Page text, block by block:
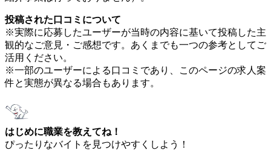
投稿された口コミについて
※実際に応募したユーザーが当時の内容に基いて投稿した主
観的なご意見・ご感想です。あくまでも一つの参考としてご
活用ください。
※一部のユーザーによる口コミであり、このページの求人案
件と実態が異なる場合もあります。
はじめに職業を教えてね！
ぴったりなバイトを見つけやすくしよう！